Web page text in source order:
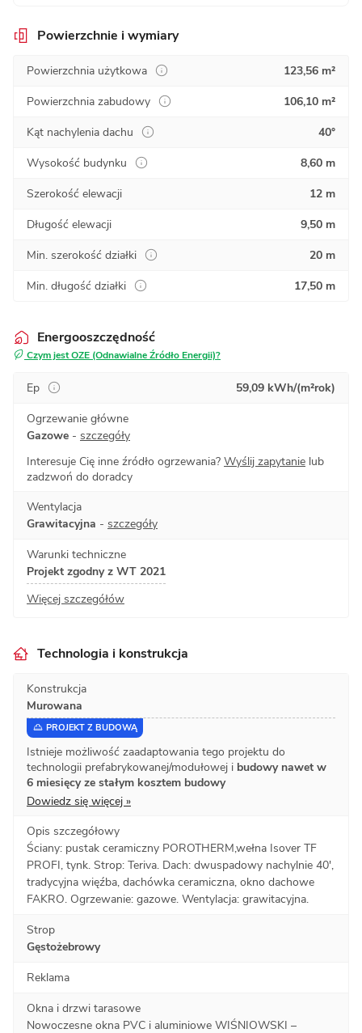
Powierzchnie i wymiary
Powierzchnia użytkowa
123,56 m²
Powierzchnia zabudowy
106,10 m²
Kąt nachylenia dachu
40°
Wysokość budynku
8,60 m
Szerokość elewacji
12 m
Długość elewacji
9,50 m
Min. szerokość działki
20 m
Min. długość działki
17,50 m
Energooszczędność
Czym jest OZE (Odnawialne Źródło Energii)?
Ep
59,09 kWh/(m²rok)
Ogrzewanie główne
Gazowe - szczegóły
Interesuje Cię inne źródło ogrzewania? Wyślij zapytanie lub
zadzwoń do doradcy
Wentylacja
Grawitacyjna - szczegóły
Warunki techniczne
Projekt zgodny z WT 2021
Więcej szczegółów
Technologia i konstrukcja
Konstrukcja
Murowana
PROJEKT Z BUDOWĄ
Istnieje możliwość zaadaptowania tego projektu do
technologii prefabrykowanej/modułowej i budowy nawet w
6 miesięcy ze stałym kosztem budowy
Dowiedz się więcej »
Opis szczegółowy
Ściany: pustak ceramiczny POROTHERM,wełna Isover TF
PROFI, tynk. Strop: Teriva. Dach: dwuspadowy nachylnie 40',
tradycyjna więźba, dachówka ceramiczna, okno dachowe
FAKRO. Ogrzewanie: gazowe. Wentylacja: grawitacyjna.
Strop
Gęstożebrowy
Reklama
Okna i drzwi tarasowe
Nowoczesne okna PVC i aluminiowe WIŚNIOWSKI –